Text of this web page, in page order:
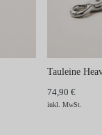
Tauleine
74,90 €
inkl. MwSt.